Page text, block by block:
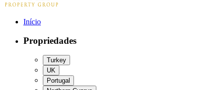
Início
Propriedades
Turkey
UK
Portugal